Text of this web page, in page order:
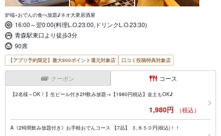
炉端×おでんの食べ放題♪ネオ大衆居酒屋
16:00～翌0:00(料理L.O.23:00,ドリンクL.O.23:30)
青森駅東口より徒歩3分
90席
【アプリ予約限定】最大800ポイント還元対象店 口コミ投稿特典対象店
クーポン コース
【2名様～OK！】生ビール付き2H飲み放題→【1980円税込】金土もOK♪
1,980円 （税込）
A《2時間飲み放題付き》お手軽おでんコース 【7品】 ３,８５０円(税込)！！